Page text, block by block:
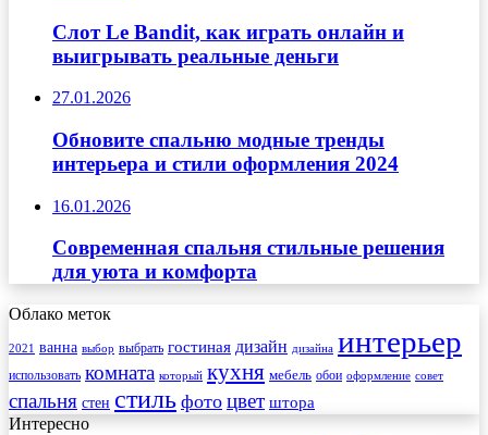
Слот Le Bandit, как играть онлайн и
выигрывать реальные деньги
27.01.2026
Обновите спальню модные тренды
интерьера и стили оформления 2024
16.01.2026
Современная спальня стильные решения
для уюта и комфорта
Облако меток
2021 ванна выбор выбрать гостиная дизайн дизайна интерьер
использовать комната который кухня мебель обои оформление совет
спальня стен стиль фото цвет штора
Интересно